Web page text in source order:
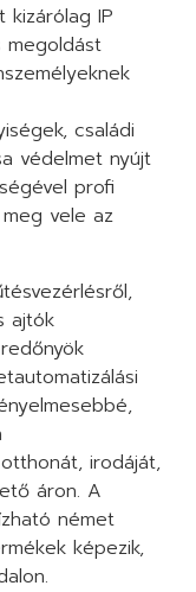
IP
megoldást
családi
védelmet nyújt
profi
vele az
ajtók
irodáját,
áron. A
német
képezik,